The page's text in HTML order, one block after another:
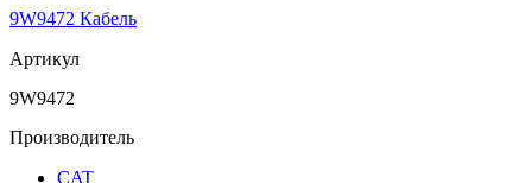
9W9472 Кабель
Артикул
9W9472
Производитель
CAT